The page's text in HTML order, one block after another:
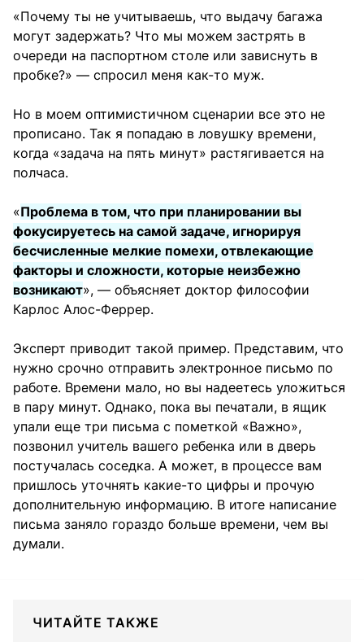
«Почему ты не учитываешь, что выдачу багажа
могут задержать? Что мы можем застрять в
очереди на паспортном столе или зависнуть в
пробке?» — спросил меня как-то муж.
Но в моем оптимистичном сценарии все это не
прописано. Так я попадаю в ловушку времени,
когда «задача на пять минут» растягивается на
полчаса.
«Проблема в том, что при планировании вы
фокусируетесь на самой задаче, игнорируя
бесчисленные мелкие помехи, отвлекающие
факторы и сложности, которые неизбежно
возникают», — объясняет доктор философии
Карлос Алос-Феррер.
Эксперт приводит такой пример. Представим, что
нужно срочно отправить электронное письмо по
работе. Времени мало, но вы надеетесь уложиться
в пару минут. Однако, пока вы печатали, в ящик
упали еще три письма с пометкой «Важно»,
позвонил учитель вашего ребенка или в дверь
постучалась соседка. А может, в процессе вам
пришлось уточнять какие-то цифры и прочую
дополнительную информацию. В итоге написание
письма заняло гораздо больше времени, чем вы
думали.
ЧИТАЙТЕ ТАКЖЕ